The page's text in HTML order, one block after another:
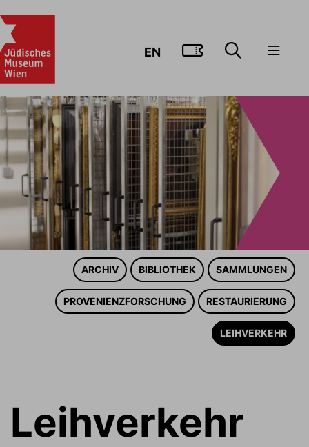
EN ZUM
ARCHIV BIBLIOTHEK SAMMLUNGEN
PROVENIENZFORSCHUNG RESTAURIERUNG
LEIHVERKEHR
Leihverkehr